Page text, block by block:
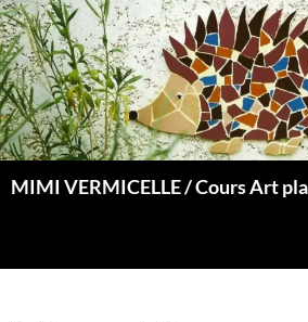
Aller
au
contenu